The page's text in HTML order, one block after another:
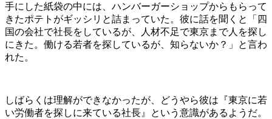
手にした紙袋の中には、ハンバーガーショップからもらって
きたポテトがギッシリと詰まっていた。彼に話を聞くと「四
国の会社で社長をしているが、人材不足で東京まで人を探し
にきた。働ける若者を探しているが、知らないか？」と言わ
れた。
しばらくは理解ができなかったが、どうやら彼は『東京に若
い労働者を探しに来ている社長』という意識があるようだ。